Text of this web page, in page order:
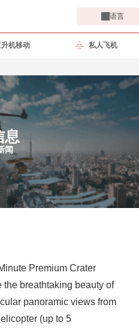
语言
升机移动 私人飞机
息
闻
Premium Crater
the breathtaking beauty of
panoramic views from
(up to 5